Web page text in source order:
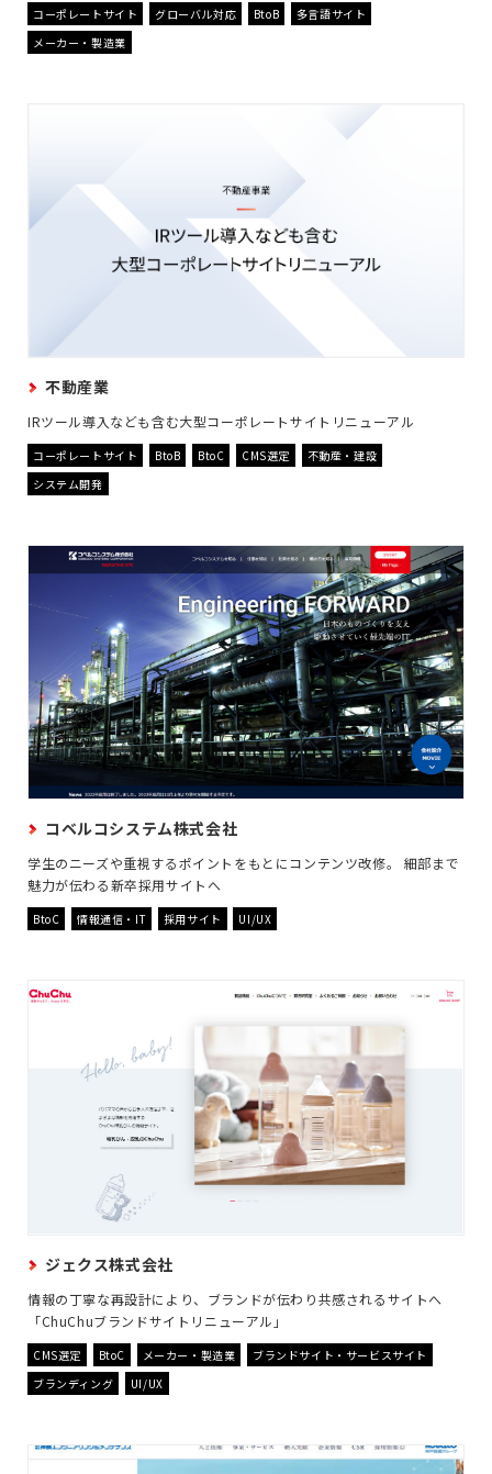
コーポレートサイト グローバル対応 BtoB
多言語サイト
メーカー・製造業
不動産業
IRツール導入なども含む大型コーポレートサイトリニューアル
コーポレートサイト BtoB BtoC CMS選定
不動産・建設
システム開発
コベルコシステム株式会社
学生のニーズや重視するポイントをもとにコンテンツ改修。 細部まで
魅力が伝わる新卒採用サイトへ
BtoC 情報通信・IT 採用サイト UI/UX
ジェクス株式会社
情報の丁寧な再設計により、ブランドが伝わり共感されるサイトへ
「ChuChuブランドサイトリニューアル」
CMS選定 BtoC メーカー・製造業
ブランドサイト・サービスサイト
ブランディング
UI/UX